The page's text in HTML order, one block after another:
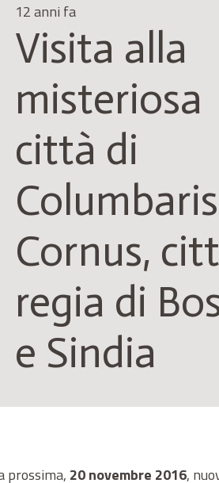
12 anni fa
Visita alla
misteriosa
città di
Cornus,
regia di
e Sindia
prossima, 20 novembre 2016,